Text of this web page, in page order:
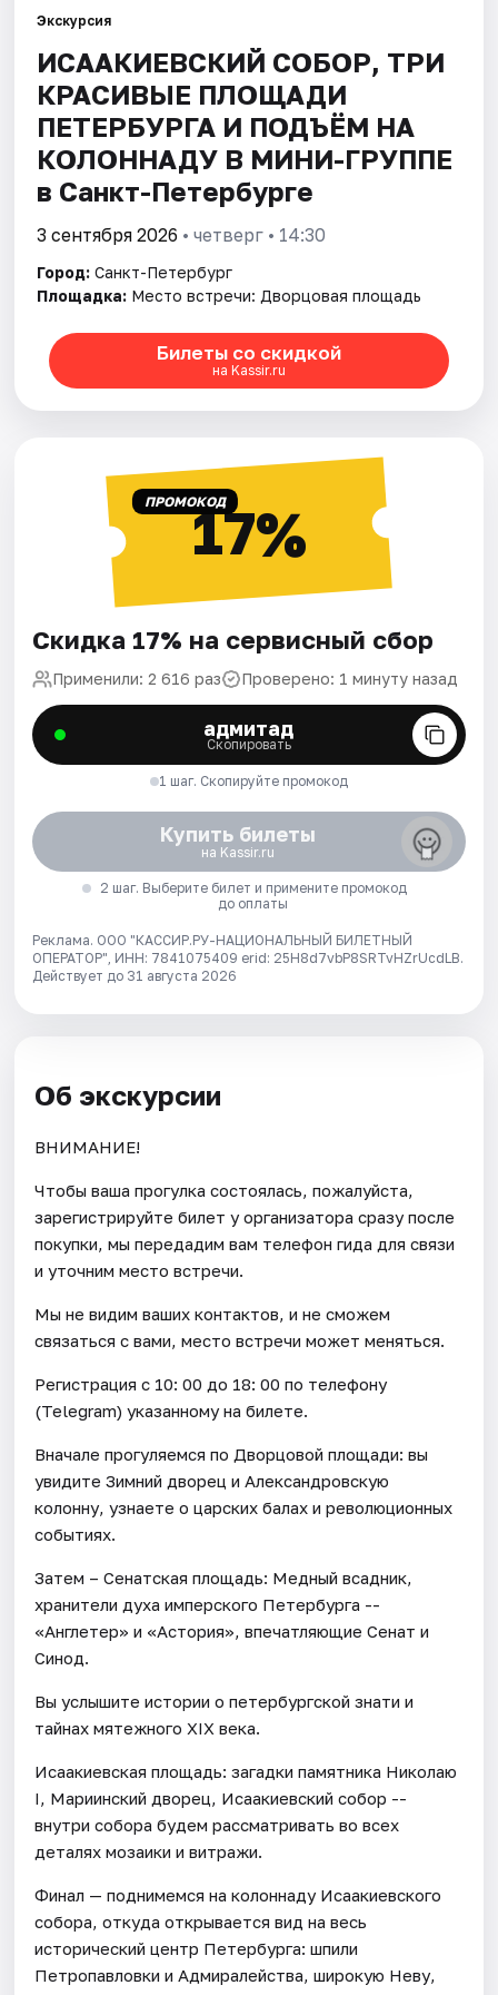
Города
Площадки
Артисты
Экскурсия
ИСААКИЕВСКИЙ СОБОР, ТРИ
КРАСИВЫЕ ПЛОЩАДИ
ПЕТЕРБУРГА И ПОДЪЁМ НА
КОЛОННАДУ В МИНИ-ГРУППЕ
в Санкт-Петербурге
3 сентября 2026 • четверг • 14:30
Город: Санкт-Петербург
Площадка: Место встречи: Дворцовая площадь
Билеты со скидкой
на Kassir.ru
ПРОМОКОД17%
Скидка 17% на сервисный сбор
Применили: 2 616 раз Проверено: 1 минуту назад
адмитад
Скопировать
1 шаг. Скопируйте промокод
Купить билеты
на Kassir.ru
2 шаг. Выберите билет и примените промокод
до оплаты
Реклама. ООО "КАССИР.РУ-НАЦИОНАЛЬНЫЙ БИЛЕТНЫЙ
ОПЕРАТОР", ИНН: 7841075409 erid: 25H8d7vbP8SRTvHZrUcdLB.
Действует до 31 августа 2026
Об экскурсии
ВНИМАНИЕ!
Чтобы ваша прогулка состоялась, пожалуйста,
зарегистрируйте билет у организатора сразу после
покупки, мы передадим вам телефон гида для связи
и уточним место встречи.
Мы не видим ваших контактов, и не сможем
связаться с вами, место встречи может меняться.
Регистрация с 10: 00 до 18: 00 по телефону
(Telegram) указанному на билете.
Вначале прогуляемся по Дворцовой площади: вы
увидите Зимний дворец и Александровскую
колонну, узнаете о царских балах и революционных
событиях.
Затем – Сенатская площадь: Медный всадник,
хранители духа имперского Петербурга --
«Англетер» и «Астория», впечатляющие Сенат и
Синод.
Вы услышите истории о петербургской знати и
тайнах мятежного XIX века.
Исаакиевская площадь: загадки памятника Николаю
I, Мариинский дворец, Исаакиевский собор --
внутри собора будем рассматривать во всех
деталях мозаики и витражи.
Финал — поднимемся на колоннаду Исаакиевского
собора, откуда открывается вид на весь
исторический центр Петербурга: шпили
Петропавловки и Адмиралейства, широкую Неву,